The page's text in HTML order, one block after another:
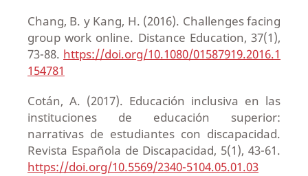
Chang, B. y Kang, H. (2016). Challenges facing
group work online. Distance Education, 37(1),
73-88. https://doi.org/10.1080/01587919.2016.1
154781
Cotán, A. (2017). Educación inclusiva en las
instituciones de educación superior:
narrativas de estudiantes con discapacidad.
Revista Española de Discapacidad, 5(1), 43-61.
https://doi.org/10.5569/2340-5104.05.01.03